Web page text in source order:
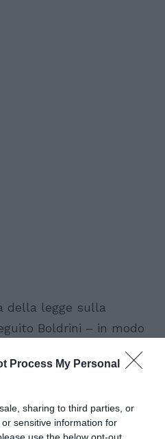
Process My Personal
sharing to third parties, or
sensitive information for
use the below opt-out
della legge sulla
Boldrini – in modo
Ma va modificato anche
superare la Bossi-Fini'
L'attuale